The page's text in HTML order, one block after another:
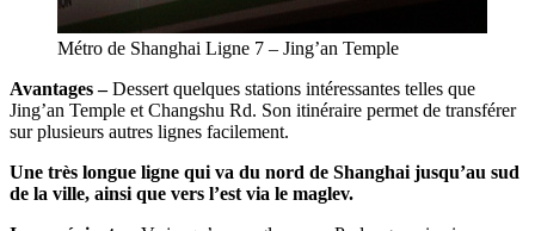
Métro de Shanghai Ligne 7 – Jing’an Temple
Avantages –Dessert quelques stations intéressantes telles que
Jing’an Temple et Changshu Rd. Son itinéraire permet de transférer
sur plusieurs autres lignes facilement.
Une très longue ligne qui va du nord de Shanghai jusqu’au sud
de la ville, ainsi que vers l’est via le maglev.